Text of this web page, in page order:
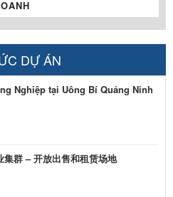
DỰ ÁN
Nghiệp tại Uông Bí Quảng Ninh
集群 – 开放出售和租赁场地